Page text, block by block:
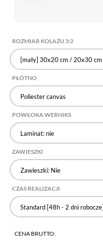
ROZMIAR KOLAŻU 3:2
[mały] 30x20 cm / 20x30 cm
PŁÓTNO
Poliester canvas
POWŁOKA WERNIKS
Laminat: nie
ZAWIESZKI
Zawieszki: Nie
CZAS REALIZACJI
Standard [48h - 2 dni robocze]
CENA BRUTTO: